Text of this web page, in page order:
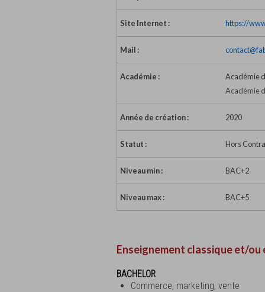
Site Internet : https://
Mail :
Académie :
Académie
Académie
Année de création : 2020
Statut : Hors
Niveau min : BAC+2
Niveau max : BAC+5
Enseignement classique et/ou
BACHELOR
Commerce, marketing, vente